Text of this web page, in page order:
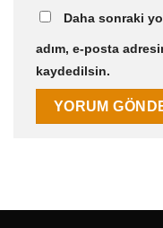
Daha sonraki
adım, e-posta
kaydedilsin.